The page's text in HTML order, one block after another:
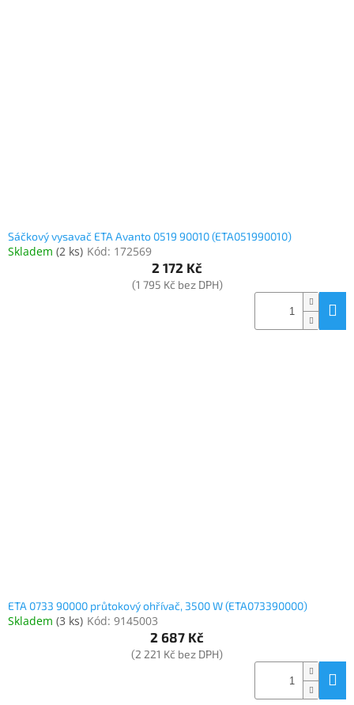
Sáčkový vysavač ETA Avanto 0519 90010 (ETA051990010)
Skladem (2 ks) Kód: 172569
2 172 Kč
(1 795 Kč bez DPH)
ETA 0733 90000 průtokový ohřívač, 3500 W (ETA073390000)
Skladem (3 ks) Kód: 9145003
2 687 Kč
(2 221 Kč bez DPH)